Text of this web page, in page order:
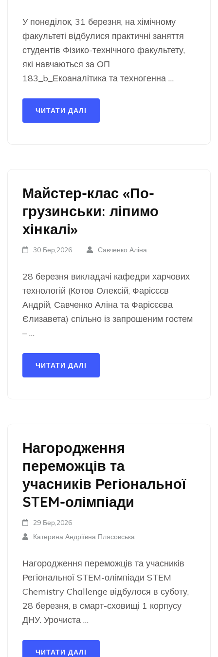
У понеділок, 31 березня, на хімічному
факультеті відбулися практичні заняття
студентів Фізико-технічного факультету,
які навчаються за ОП
183_b_Екоаналітика та техногенна …
ЧИТАТИ ДАЛІ
Майстер-клас «По-
грузинськи: ліпимо
хінкалі»
30 Бер,2026 Савченко Аліна
28 березня викладачі кафедри харчових
технологій (Котов Олексій, Фарісєєв
Андрій, Савченко Аліна та Фарісєєва
Єлизавета) спільно із запрошеним гостем
– …
ЧИТАТИ ДАЛІ
Нагородження
переможців та
учасників Регіональної
STEM-олімпіади
29 Бер,2026
Катерина Андріївна Плясовська
Нагородження переможців та учасників
Регіональної STEM-олімпіади STEM
Chemistry Challenge відбулося в суботу,
28 березня, в смарт-сховищі 1 корпусу
ДНУ. Урочиста …
ЧИТАТИ ДАЛІ